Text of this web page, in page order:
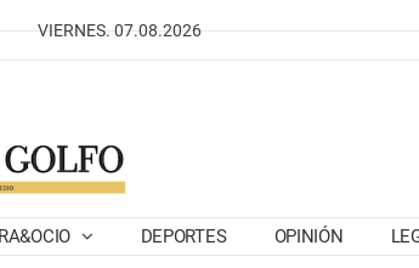
VIERNES. 07.08.2026
DEPORTES OPINIÓN